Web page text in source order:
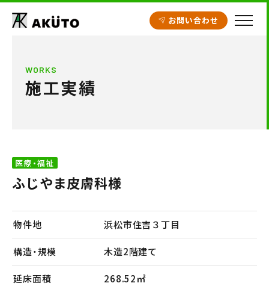
お問い合わせ
アクト建設の設計
クリニック開業支援
賃貸住宅
不動産情報
会社案内
WORKS
施工実績
医療・福祉
ふじやま皮膚科様
物件地 浜松市住吉３丁目
構造・規模 木造2階建て
延床面積 268.52㎡